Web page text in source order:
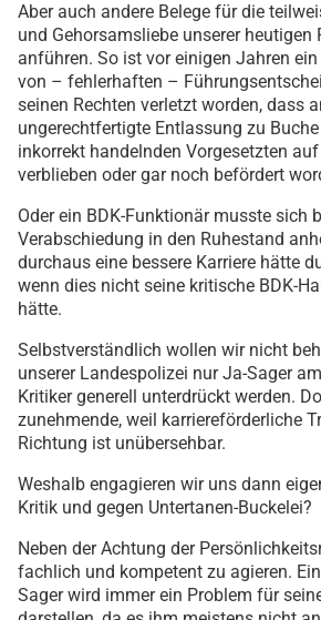
Aber auch andere Belege für die
und Gehorsamsliebe unserer heutigen
anführen. So ist vor einigen Jahren
von – fehlerhaften –
seinen Rechten verletzt worden, dass
ungerechtfertigte Entlassung zu
inkorrekt handelnden Vorgesetzten
verblieben oder gar noch befördert
Oder ein BDK-Funktionär musste sich
Verabschiedung in den Ruhestand
durchaus eine bessere Karriere hätte
wenn dies nicht seine kritische BDK-
hätte.
Selbstverständlich wollen wir nicht
unserer Landespolizei nur Ja-Sager
Kritiker generell unterdrückt werden.
zunehmende, weil karriereförderliche
Richtung ist unübersehbar.
Weshalb engagieren wir uns dann
Kritik und gegen Untertanen-Buckelei?
Neben der Achtung der
fachlich und kompetent zu agieren.
Sager wird immer ein Problem für